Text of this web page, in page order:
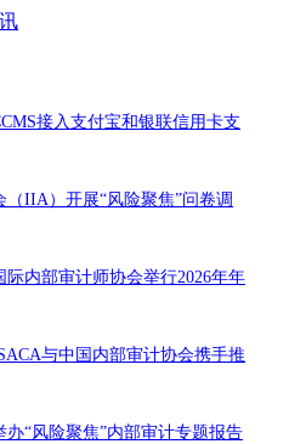
接入支付宝和银联信用卡支
IIA）开展“风险聚焦”问卷调
内部审计师协会举行2026年年
与中国内部审计协会携手推
“风险聚焦”内部审计专题报告